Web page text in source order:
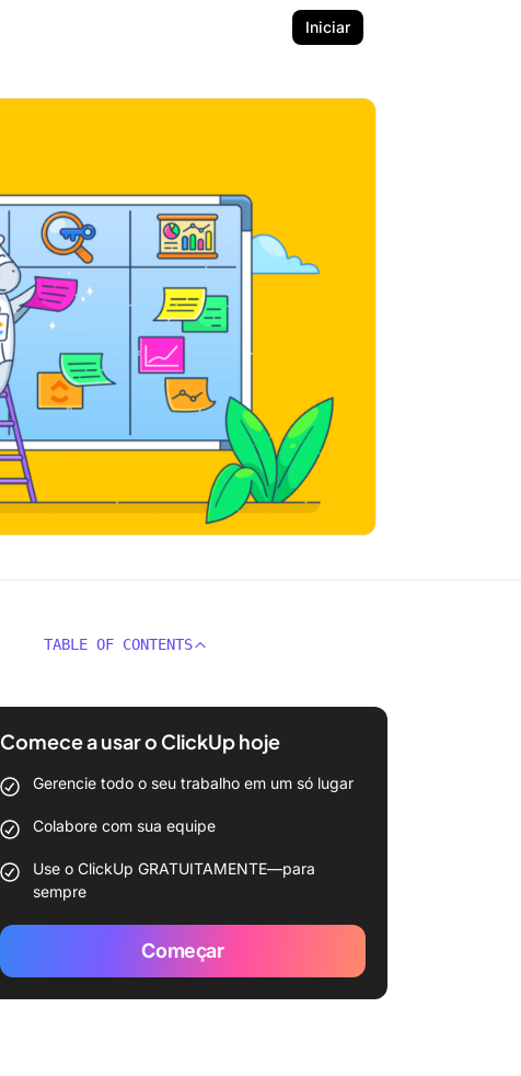
Iniciar
TABLE OF CONTENTS
Comece a usar o ClickUp hoje
Gerencie todo o seu trabalho em um só lugar
Colabore com sua equipe
Use o ClickUp GRATUITAMENTE—para
sempre
Começar